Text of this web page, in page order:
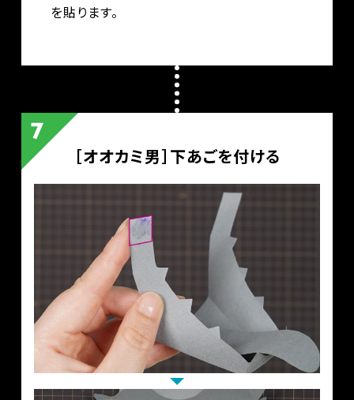
を貼ります。
［オオカミ男］下あごを付ける